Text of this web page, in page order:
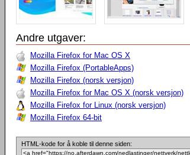
Andre utgaver:
Mozilla Firefox for Mac OS X
Mozilla Firefox (PortableApps)
Mozilla Firefox (norsk versjon)
Mozilla Firefox for Mac OS X (norsk versjon)
Mozilla Firefox for Linux (norsk versjon)
Mozilla Firefox 64-bit
HTML-kode for å koble til denne siden: